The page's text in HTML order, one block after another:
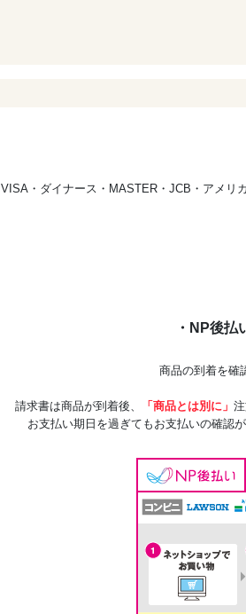
VISA・ダイナース・MASTER・JCB・アメリ
・NP後払
商品の到着を確
請求書は商品が到着後、 「商品とは別に」
お支払い期日を過ぎてもお支払いの確認